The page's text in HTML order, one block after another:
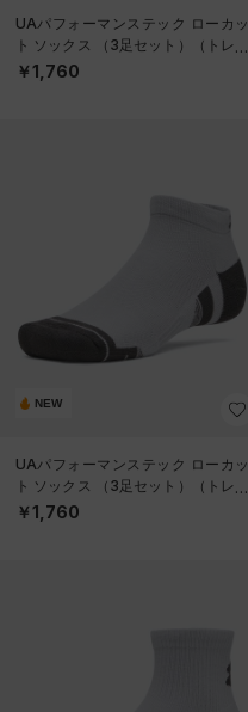
UAパフォーマンステック ローカッ
ト ソックス （3足セット）（トレー
ニング/UNISEX）
￥1,760
NEW
UAパフォーマンステック ローカッ
ト ソックス （3足セット）（トレー
ニング/UNISEX）
￥1,760